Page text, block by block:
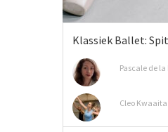
Klassiek Ballet:
Pascale de
Cleo